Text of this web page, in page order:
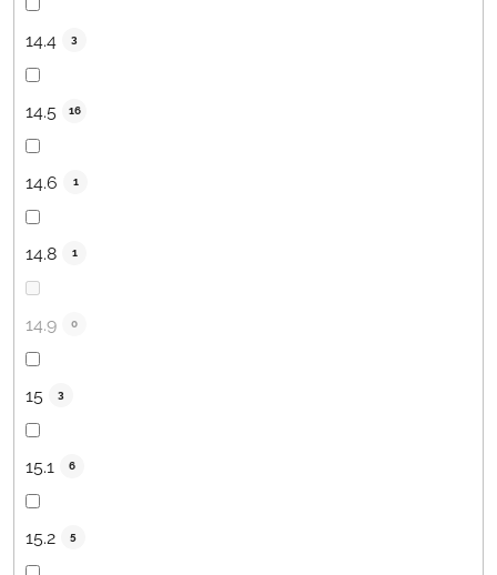
14.4 3
14.5 16
14.6 1
14.8 1
14.9 0
15 3
15.1 6
15.2 5